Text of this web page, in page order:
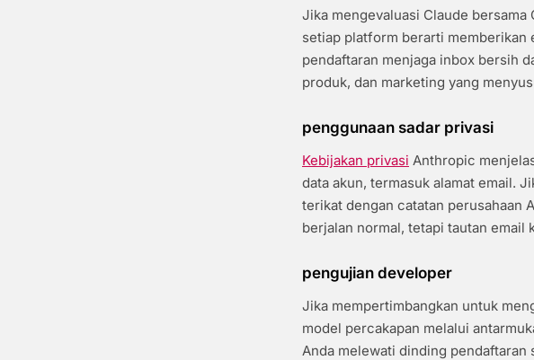
Jika mengevaluasi Claude bersama
setiap platform berarti memberikan
pendaftaran menjaga inbox bersih
produk, dan marketing yang
penggunaan sadar privasi
Kebijakan privasi Anthropic
data akun, termasuk alamat email.
terikat dengan catatan perusahaan
berjalan normal, tetapi tautan email
pengujian developer
Jika mempertimbangkan untuk
model percakapan melalui
Anda melewati dinding pendaftaran